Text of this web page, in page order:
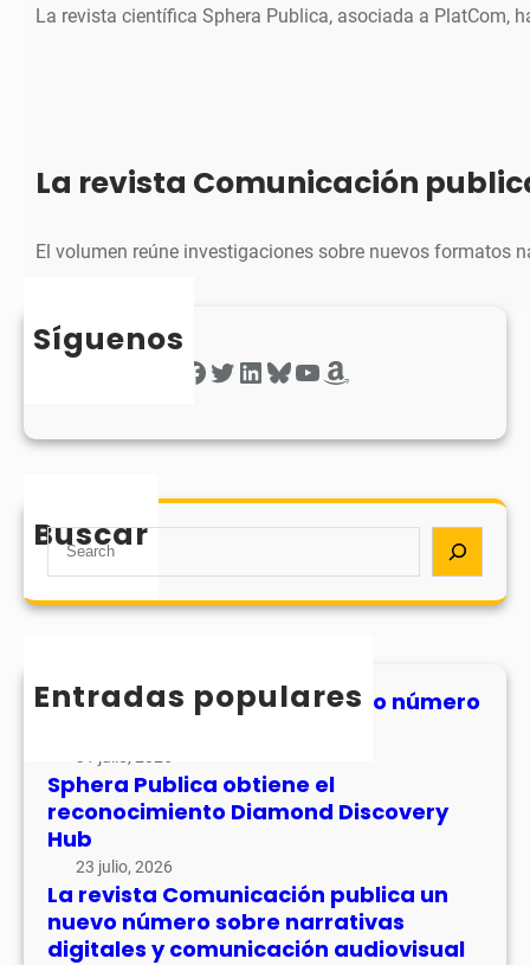
La revista científica Sphera Publica, asociada a PlatCom,
La revista Comunicación
El volumen reúne investigaciones sobre nuevos formatos
Síguenos
Twitter LinkedIn Bluesky YouTube Amazon
Buscar
S
a
h
Entradas populares
MHJournal publica el segundo número
Sphera Publica obtiene el
reconocimiento Diamond Discovery
Hub
23 julio, 2026
La revista Comunicación publica un
nuevo número sobre narrativas
digitales y comunicación audiovisual